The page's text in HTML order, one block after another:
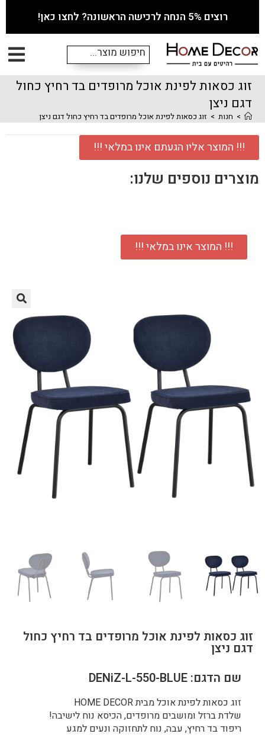
רוצים 5% הנחה לרכישה הראשונה? לחצו כאן!
זוג כסאות לפינת אוכל מרופדים בד רחיץ כחול
דגם ניצן
> חנות > זוג כסאות לפינת אוכל מרופדים בד רחיץ כחול דגם ניצן
!!! המוצר אליו הגעתם אינו במלאי !!!
מוצרים נוספים שלנו:
!!! המוצר אינו במלאי !!!
זוג כסאות לפינת אוכל מרופדים בד רחיץ כחול
דגם ניצן
שם הדגם: DENiZ-L-550-BLUE
זוג כסאות לפינת אוכל מבית HOME DECOR
שלדת ברזל ומושבים מרופדים, הכיסא נוח לישיבה!
ריפוד בד רחיץ, עבה, נוח לתחזוקה ונעים למגע